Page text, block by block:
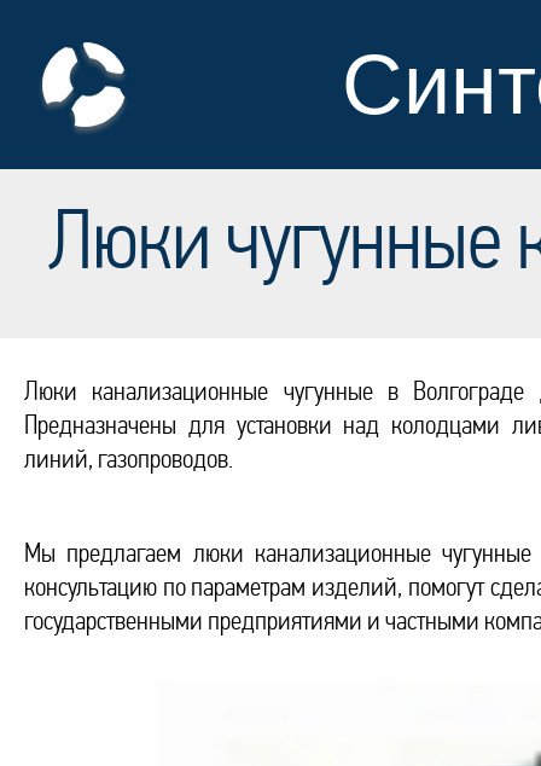
Люки чугунные
Люки канализационные чугунные в
Предназначены для установки над колодцами
линий, газопроводов.
Мы предлагаем люки канализационные чугунные
консультацию по параметрам изделий, помогут
государственными предприятиями и частными